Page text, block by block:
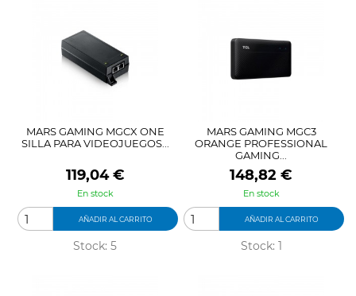
MARS GAMING MGCX ONE
SILLA PARA VIDEOJUEGOS...
Precio
119,04 €
En stock
AÑADIR AL CARRITO
Stock: 5
MARS GAMING MGC3
ORANGE PROFESSIONAL
GAMING...
Precio
148,82 €
En stock
AÑADIR AL CARRITO
Stock: 1